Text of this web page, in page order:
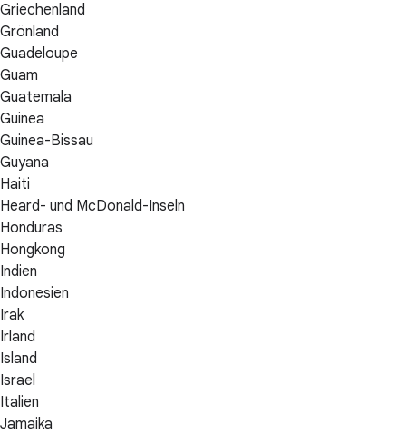
Griechenland
Grönland
Guadeloupe
Guam
Guatemala
Guinea
Guinea-Bissau
Guyana
Haiti
Heard- und McDonald-Inseln
Honduras
Hongkong
Indien
Indonesien
Irak
Irland
Island
Israel
Italien
Jamaika